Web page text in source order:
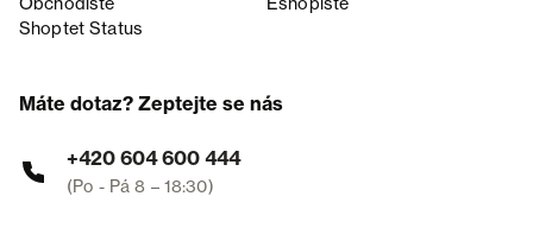
Shoptet Status
Máte dotaz? Zeptejte se nás
+420 604 600 444
(Po - Pá 8 – 18:30)